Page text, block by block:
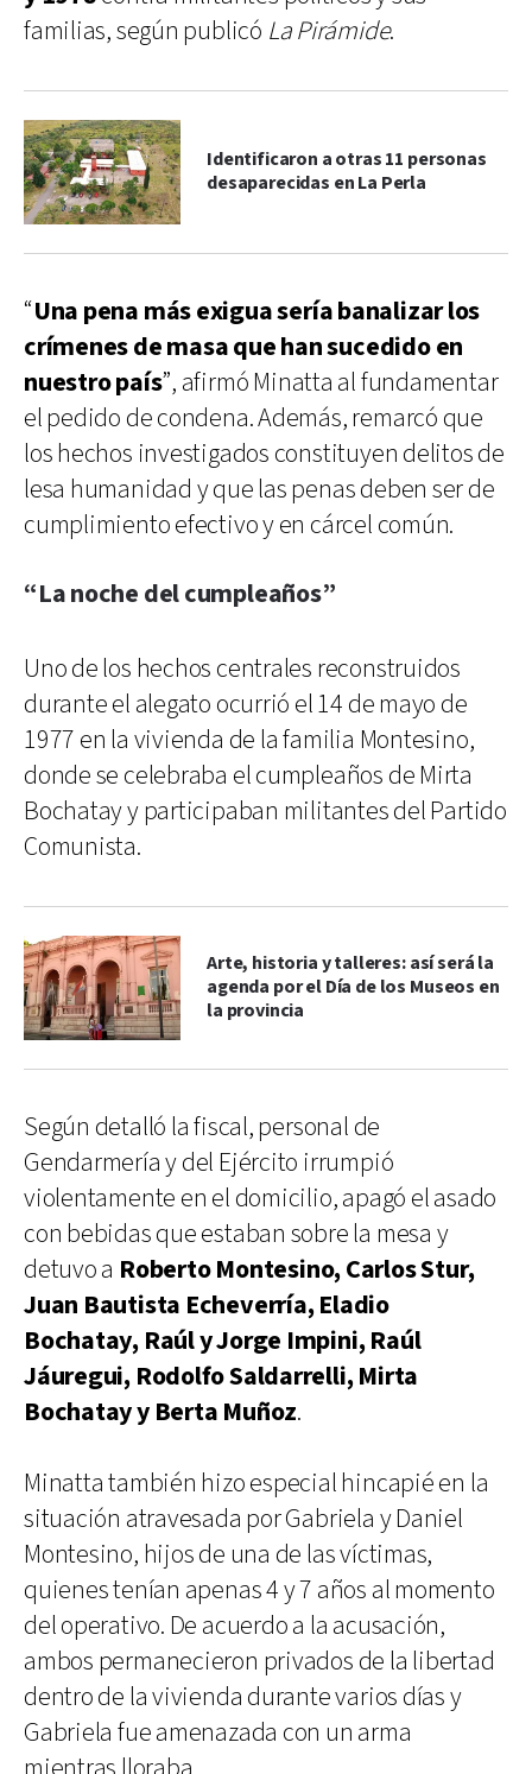
familias, según publicó La Pirámide.
Identificaron a otras 11 personas
desaparecidas en La Perla
“Una pena más exigua sería banalizar los
crímenes de masa que han sucedido en
nuestro país”, afirmó Minatta al fundamentar
el pedido de condena. Además, remarcó que
los hechos investigados constituyen delitos de
lesa humanidad y que las penas deben ser de
cumplimiento efectivo y en cárcel común.
“La noche del cumpleaños”
Uno de los hechos centrales reconstruidos
durante el alegato ocurrió el 14 de mayo de
1977 en la vivienda de la familia Montesino,
donde se celebraba el cumpleaños de Mirta
Bochatay y participaban militantes del Partido
Comunista.
Arte, historia y talleres: así será la
agenda por el Día de los Museos en
la provincia
Según detalló la fiscal, personal de
Gendarmería y del Ejército irrumpió
violentamente en el domicilio, apagó el asado
con bebidas que estaban sobre la mesa y
detuvo a Roberto Montesino, Carlos Stur,
Juan Bautista Echeverría, Eladio
Bochatay, Raúl y Jorge Impini, Raúl
Jáuregui, Rodolfo Saldarrelli, Mirta
Bochatay y Berta Muñoz.
Minatta también hizo especial hincapié en la
situación atravesada por Gabriela y Daniel
Montesino, hijos de una de las víctimas,
quienes tenían apenas 4 y 7 años al momento
del operativo. De acuerdo a la acusación,
ambos permanecieron privados de la libertad
dentro de la vivienda durante varios días y
Gabriela fue amenazada con un arma